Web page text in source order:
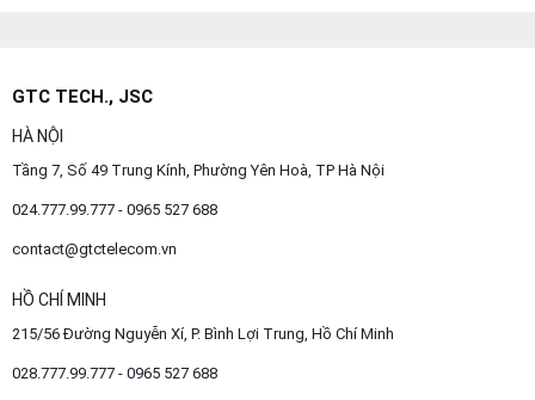
GTC TECH., JSC
HÀ NỘI
Tầng 7, Số 49 Trung Kính, Phường Yên Hoà, TP Hà Nội
024.777.99.777 - 0965 527 688
contact@gtctelecom.vn
HỒ CHÍ MINH
215/56 Đường Nguyễn Xí, P. Bình Lợi Trung, Hồ Chí Minh
028.777.99.777 - 0965 527 688